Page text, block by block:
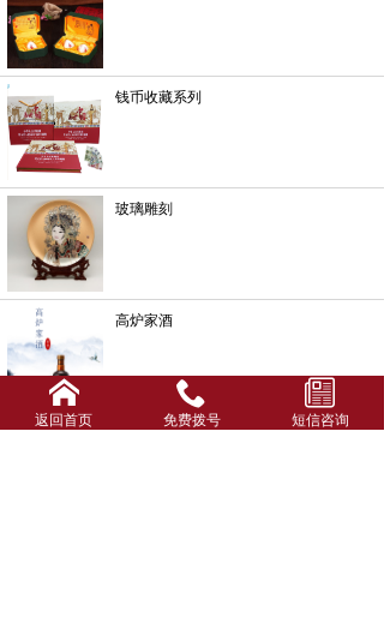
钱币收藏系列
玻璃雕刻
高炉家酒
酒箱酒盒系列
返回首页 免费拨号 短信咨询